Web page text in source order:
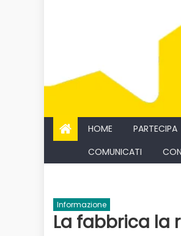
HOME PARTECIPA
COMUNICATI
Informazione
La fabbrica la